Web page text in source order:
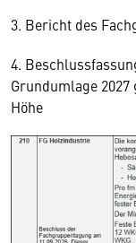
3. Bericht des
4.
Grundumlage
Höhe